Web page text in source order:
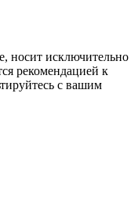
носит исключительно
рекомендацией к
с вашим